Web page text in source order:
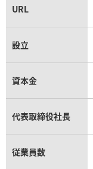
URL
設立
資本金
代表取締役社長
従業員数